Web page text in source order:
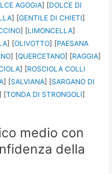
AGOGIA] [DOLCE DI
] [GENTILE DI CHIETI]
] [LIMONCELLA]
] [OLIVOTTO] [PAESANA
] [QUERCETANO] [RAGGIA]
] [ROSCIOLA COLLI
] [SALVIANA] [SARGANO DI
[TONDA DI STRONGOLI]
medio con
della